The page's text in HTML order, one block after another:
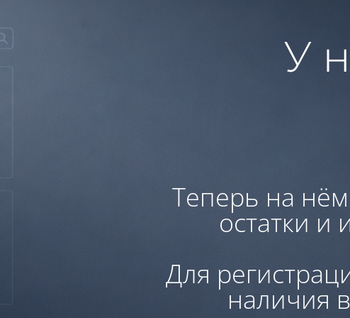
У
Теперь на нём
остатки
Для
наличия